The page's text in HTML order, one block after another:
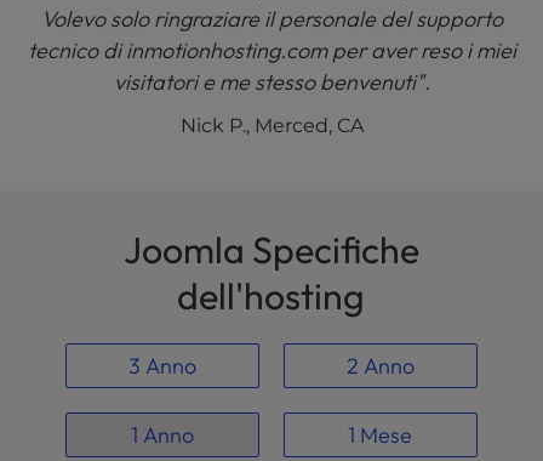
Volevo solo ringraziare il personale del supporto
tecnico di inmotionhosting.com per aver reso i miei
visitatori e me stesso benvenuti".
Nick P., Merced, CA
Joomla Specifiche
dell'hosting
3 Anno 2 Anno
1 Anno 1 Mese